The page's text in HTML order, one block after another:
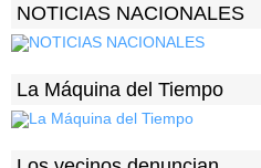
NOTICIAS NACIONALES
La Máquina del Tiempo